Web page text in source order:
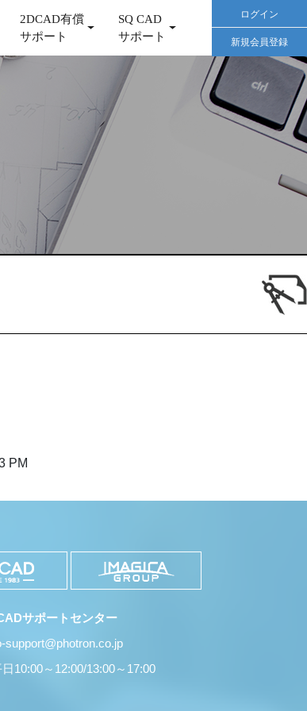
2DCAD有償
サポート
SQ CAD
サポート
ログイン
新規会員登録
PM
サポートセンター
support@photron.co.jp
10:00～12:00/13:00～17:00